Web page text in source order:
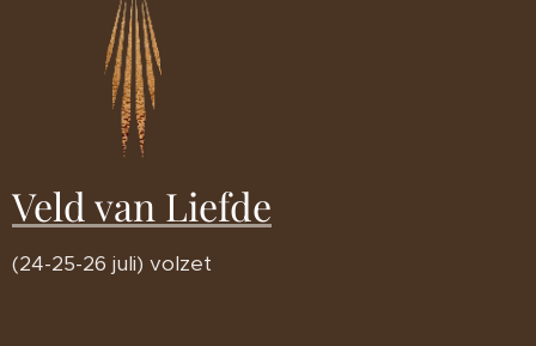
Veld van Liefde
(24-25-26 juli) volzet